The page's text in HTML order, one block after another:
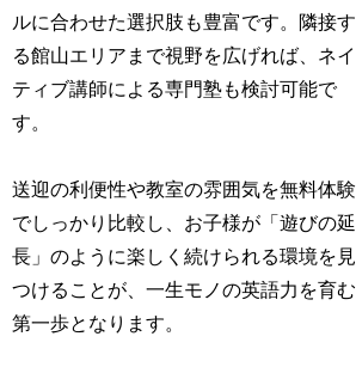
ルに合わせた選択肢も豊富です。隣接す
る館山エリアまで視野を広げれば、ネイ
ティブ講師による専門塾も検討可能で
す。
送迎の利便性や教室の雰囲気を無料体験
でしっかり比較し、お子様が「遊びの延
長」のように楽しく続けられる環境を見
つけることが、一生モノの英語力を育む
第一歩となります。